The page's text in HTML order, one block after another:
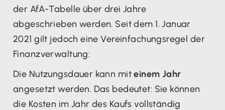
der AfA-Tabelle über drei Jahre
abgeschrieben werden. Seit dem 1. Januar
2021 gilt jedoch eine Vereinfachungsregel der
Finanzverwaltung:
Die Nutzungsdauer kann miteinem Jahr
angesetzt werden. Das bedeutet: Sie können
die Kosten im Jahr des Kaufs vollständig